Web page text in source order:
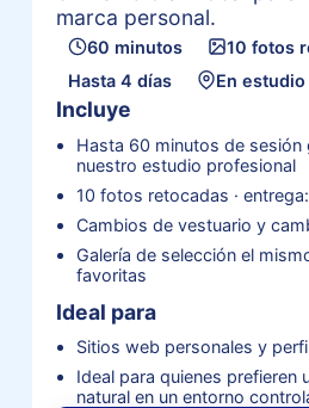
marca personal.
60 minutos
10 fotos
Hasta 4 días
En estudio
Incluye
Hasta 60 minutos de sesión
nuestro estudio profesional
10 fotos retocadas ·
Cambios de vestuario y
Galería de selección el
favoritas
Ideal para
Sitios web personales y
Ideal para quienes prefieren
natural en un entorno